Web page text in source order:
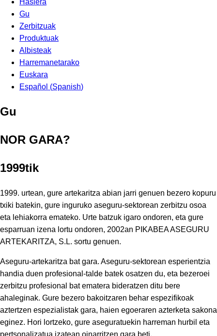
Hasiera
Gu
Zerbitzuak
Produktuak
Albisteak
Harremanetarako
Euskara
Español (Spanish)
Gu
NOR GARA?
1999tik
1999. urtean, gure artekaritza abian jarri genuen bezero kopuru
txiki batekin, gure inguruko aseguru-sektorean zerbitzu osoa
eta lehiakorra emateko. Urte batzuk igaro ondoren, eta gure
esparruan izena lortu ondoren, 2002an PIKABEA ASEGURU
ARTEKARITZA, S.L. sortu genuen.
Aseguru-artekaritza bat gara. Aseguru-sektorean esperientzia
handia duen profesional-talde batek osatzen du, eta bezeroei
zerbitzu profesional bat ematera bideratzen ditu bere
ahaleginak. Gure bezero bakoitzaren behar espezifikoak
aztertzen espezialistak gara, haien egoeraren azterketa sakona
eginez. Hori lortzeko, gure aseguratuekin harreman hurbil eta
pertsonalizatua izatean oinarritzen gara beti.